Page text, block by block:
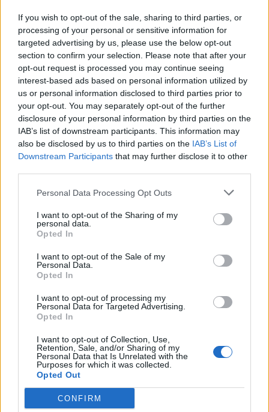
If you wish to opt-out of the sale, sharing to third parties, or
processing of your personal or sensitive information for
targeted advertising by us, please use the below opt-out
section to confirm your selection. Please note that after your
opt-out request is processed you may continue seeing
interest-based ads based on personal information utilized by
us or personal information disclosed to third parties prior to
your opt-out. You may separately opt-out of the further
disclosure of your personal information by third parties on the
IAB’s list of downstream participants. This information may
also be disclosed by us to third parties on the IAB’s List of
Downstream Participants that may further disclose it to other
Personal Data Processing Opt Outs
I want to opt-out of the Sharing of my
personal data.
Opted In
I want to opt-out of the Sale of my
Personal Data.
Opted In
I want to opt-out of processing my
Personal Data for Targeted Advertising.
Opted In
I want to opt-out of Collection, Use,
Retention, Sale, and/or Sharing of my
Personal Data that Is Unrelated with the
Purposes for which it was collected.
Opted Out
CONFIRM
2024. január 26., péntek
Újabb medvetámadás történt az